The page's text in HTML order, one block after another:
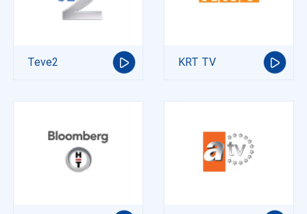
Teve2 KRT TV